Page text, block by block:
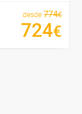
desde 774€
724€